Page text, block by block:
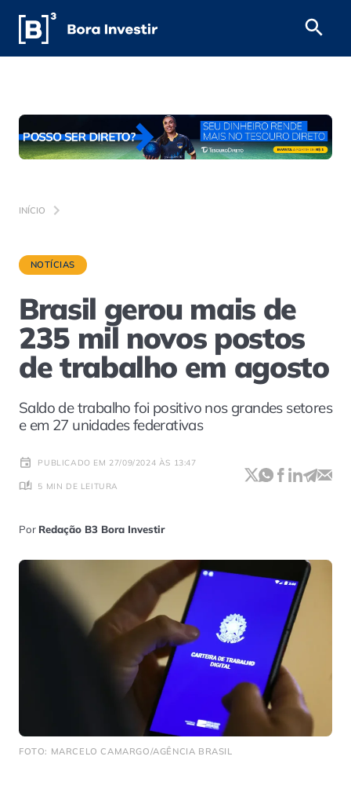
INÍCIO
NOTÍCIAS
Brasil gerou mais de
235 mil novos postos
de trabalho em agosto
Saldo de trabalho foi positivo nos grandes setores
e em 27 unidades federativas
PUBLICADO EM 27/09/2024 ÀS 13:47
5 MIN DE LEITURA
Por Redação B3 Bora Investir
FOTO: MARCELO CAMARGO/AGÊNCIA BRASIL